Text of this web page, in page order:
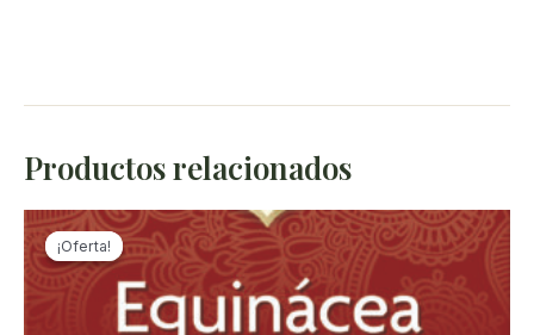
Productos relacionados
¡Oferta!
¡Oferta!